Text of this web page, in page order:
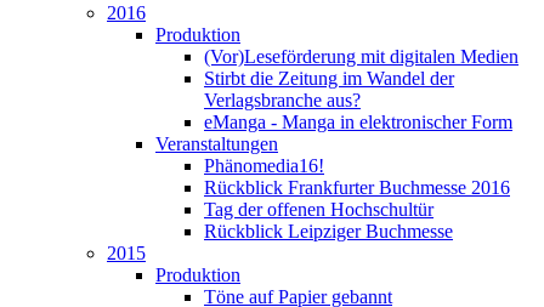
2016
Produktion
(Vor)Leseförderung mit digitalen Medien
Stirbt die Zeitung im Wandel der
Verlagsbranche aus?
eManga - Manga in elektronischer Form
Veranstaltungen
Phänomedia16!
Rückblick Frankfurter Buchmesse 2016
Tag der offenen Hochschultür
Rückblick Leipziger Buchmesse
2015
Produktion
Töne auf Papier gebannt